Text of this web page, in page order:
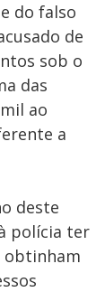
do falso
de
sob o
das
ao
a
deste
polícia ter
obtinham